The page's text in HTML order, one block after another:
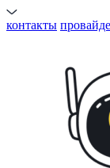
контакты